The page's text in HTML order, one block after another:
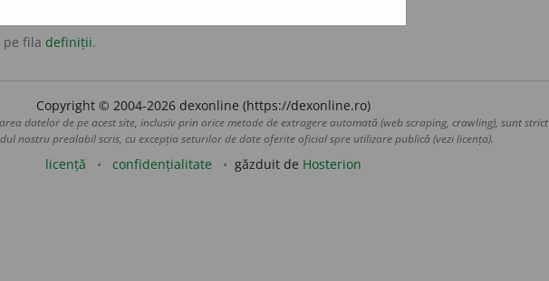
pe fila definiții.
Copyright © 2004-2026 dexonline (https://dexonline.ro)
datelor de pe acest site, inclusiv prin orice metode de extragere automată (web scraping, crawling), sunt strict
nostru prealabil scris, cu excepția seturilor de date oferite oficial spre utilizare publică (vezi licența).
licență confidențialitate găzduit de Hosterion